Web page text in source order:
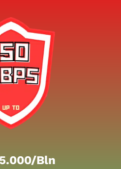
bln